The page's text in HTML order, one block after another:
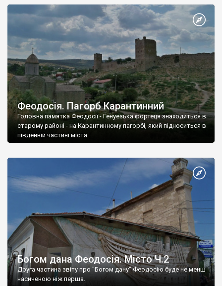
Феодосія. Пагорб Карантинний
Головна памятка Феодосії - Генуезька фортеця знаходиться в
старому районі - на Карантинному пагорбі, який підноситься в
південній частині міста.
Богом дана Феодосія. Місто Ч.2
Друга частина звіту про "Богом дану" Феодосію буде не менш
насиченою ніж перша.